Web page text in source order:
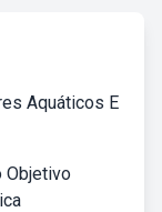
Aquáticos E
Objetivo